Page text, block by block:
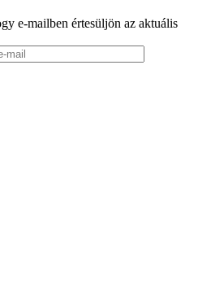
e-mailben értesüljön az aktuális